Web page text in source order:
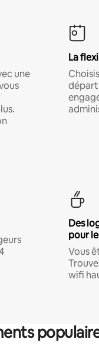
une
La
départ
Des
pour
Vous
wifi